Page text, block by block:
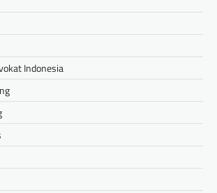
Indonesia